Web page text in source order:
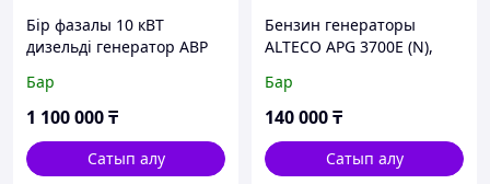
Бір фазалы 10 кВТ
дизельді генератор АВР
Бар
1 100 000₸
Сатып алу
Бензин генераторы
ALTECO APG 3700E (N),
Бар
140 000₸
Сатып алу